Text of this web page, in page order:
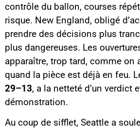
contrôle du ballon, courses
risque. New England, obligé
prendre des décisions plus
plus dangereuses. Les
apparaître, trop tard, comme on
quand la pièce est déjà en feu.
29–13, a la netteté d’un verdict
démonstration.
Au coup de sifflet, Seattle a